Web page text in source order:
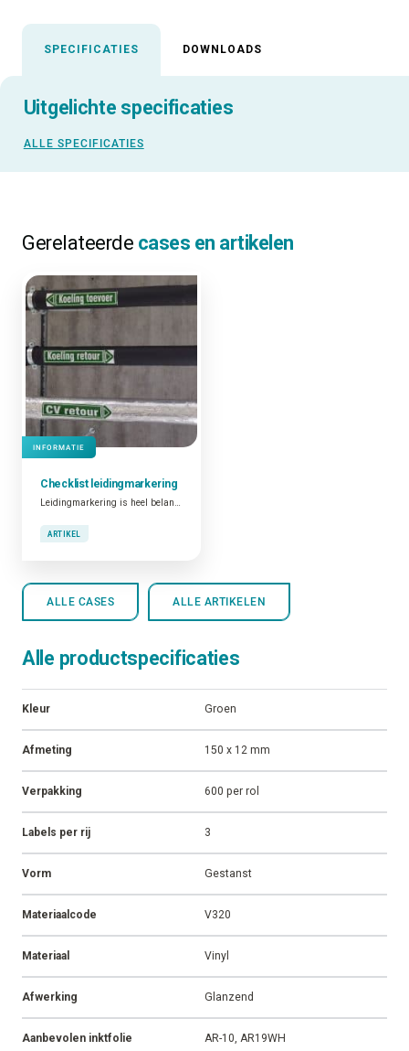
SPECIFICATIES DOWNLOADS
Uitgelichte specificaties
ALLE SPECIFICATIES
Gerelateerde cases en artikelen
INFORMATIE
Checklist leidingmarkering
ARTIKEL
ALLE CASES ALLE ARTIKELEN
Alle productspecificaties
Kleur Groen
Afmeting 150 x 12 mm
Verpakking 600 per rol
Labels per rij 3
Vorm Gestanst
Materiaalcode V320
Materiaal Vinyl
Afwerking Glanzend
Aanbevolen inktfolie AR-10, AR19WH